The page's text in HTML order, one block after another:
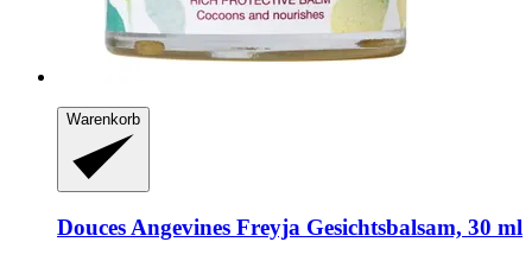
Warenkorb
Douces Angevines Freyja Gesichtsbalsam, 30 ml